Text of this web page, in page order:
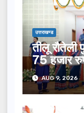
उत्तराखण्ड
तीलू रौतेली
75 हजार
AUG 9, 2026